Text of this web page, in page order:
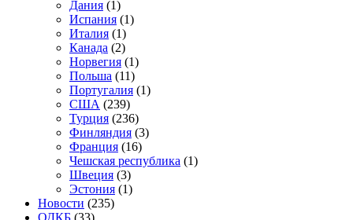
Дания (1)
Испания (1)
Италия (1)
Канада (2)
Норвегия (1)
Польша (11)
Португалия (1)
США (239)
Турция (236)
Финляндия (3)
Франция (16)
Чешская республика (1)
Швеция (3)
Эстония (1)
Новости (235)